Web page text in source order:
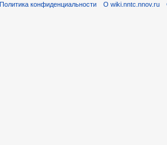
Политика конфиденциальности О wiki.nntc.nnov.ru